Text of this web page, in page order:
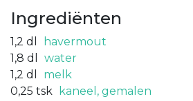
Ingrediënten
1,2 dl
havermout
1,8 dl
water
1,2 dl
melk
0,25 tsk
kaneel, gemalen